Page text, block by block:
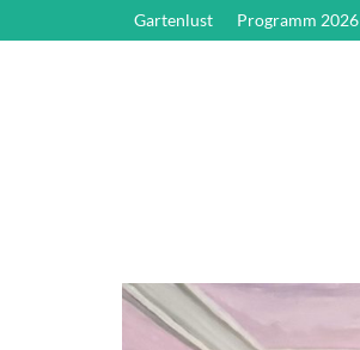
Gartenlust Programm 2026